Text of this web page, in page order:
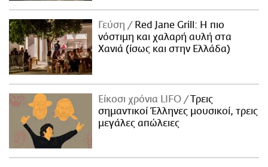
Γεύση
Red Jane Grill: Η πιο
νόστιμη και χαλαρή αυλή στα
Χανιά (ίσως και στην Ελλάδα)
Είκοσι χρόνια LIFO
Tρεις
σημαντικοί Έλληνες μουσικοί, τρεις
μεγάλες απώλειες